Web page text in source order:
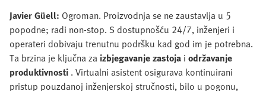
Javier Güell: Ogroman. Proizvodnja se ne zaustavlja u 5
popodne; radi non-stop. S dostupnošću 24/7, inženjeri i
operateri dobivaju trenutnu podršku kad god im je potrebna.
Ta brzina je ključna za izbjegavanje zastoja i održavanje
produktivnosti . Virtualni asistent osigurava kontinuirani
pristup pouzdanoj inženjerskoj stručnosti, bilo u pogonu,